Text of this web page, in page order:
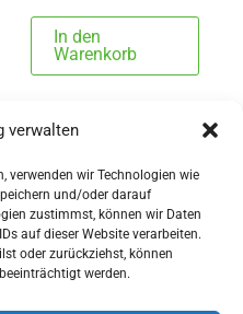
verwalten
verwenden wir Technologien wie
und/oder darauf
zustimmst, können wir Daten
auf dieser Website verarbeiten.
oder zurückziehst, können
werden.
In den
Warenkorb